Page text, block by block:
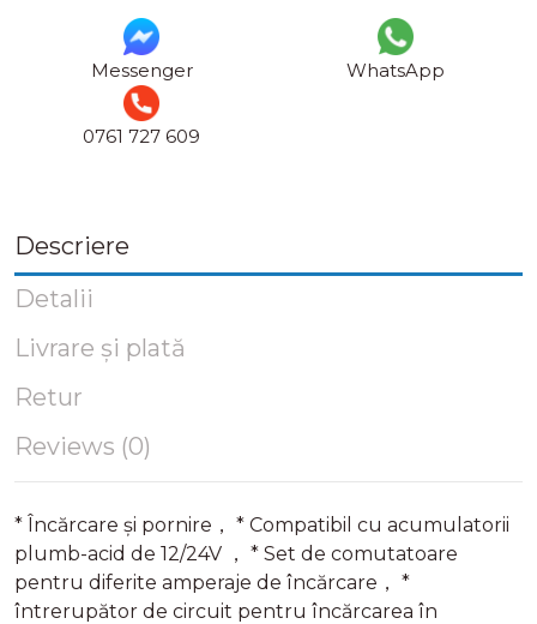
Messenger WhatsApp
0761 727 609
Descriere
Detalii
Livrare și plată
Retur
Reviews (0)
* Încărcare și pornire， * Compatibil cu acumulatorii
plumb-acid de 12/24V ， * Set de comutatoare
pentru diferite amperaje de încărcare， *
întrerupător de circuit pentru încărcarea în